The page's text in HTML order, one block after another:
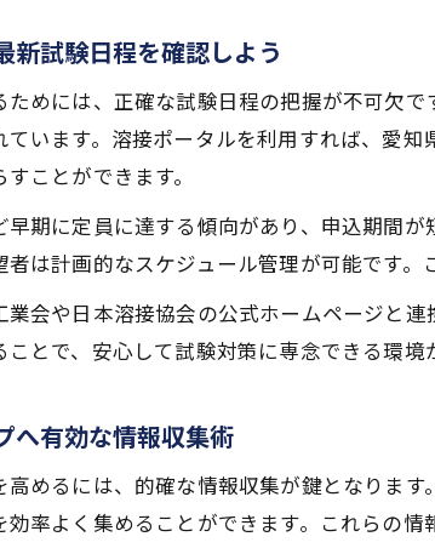
合格発表
溶接講習
溶接競技
合格率向
過去競技
競技会経
溶接試験
ポータル
新試験日程を確認しよう
ためには、正確な試験日程の把握が不可欠
ています。溶接ポータルを利用すれば、愛
ことができます。
早期に定員に達する傾向があり、申込期間
は計画的なスケジュール管理が可能です
業会や日本溶接協会の公式ホームページと
とで、安心して試験対策に専念できる環境
へ有効な情報収集術
高めるには、的確な情報収集が鍵となりま
率よく集めることができます。これらの